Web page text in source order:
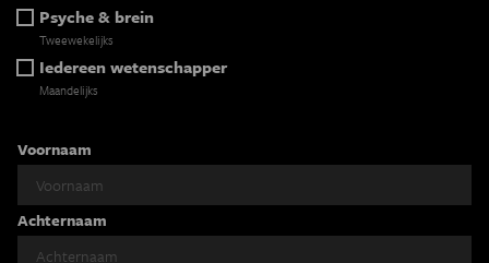
Psyche & brein
Tweewekelijks
Iedereen wetenschapper
Maandelijks
Voornaam
Achternaam